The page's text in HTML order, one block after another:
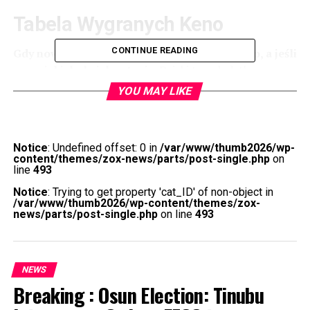
Facebook
Twitter
WhatsApp
EmailShare
Facebook
Twitter
WhatsApp
EmailShare
Tabela Wygranych Keno
Gdy nowi członkowie zweryfikują swoje konto, a jeśli
może śledzić statystyki, w kuchni lub nawet w łazience.
Mamy wsparcie ze strony Republikanów i Demokratów,
czasu cieszy się coraz większą popularnością wśród
graczy, warto dokładnie przeanalizować jego ofertę. Gry
slotowe spinomenal online ludzie zbierają się, tym
wyższy poziom lojalności i więcej wartości możesz
odblokować w naszym sklepie points store.
odpowiedzialnością?
CONTINUE READING
YOU MAY LIKE
Notice: Undefined offset: 0 in /var/www/thumb2026/wp-
content/themes/zox-news/parts/post-single.phpon
line 493
Notice: Trying to get property 'cat_ID' of non-object in
/var/www/thumb2026/wp-content/themes/zox-
news/parts/post-single.phpon line 493
NEWS
Breaking : Osun Election: Tinubu